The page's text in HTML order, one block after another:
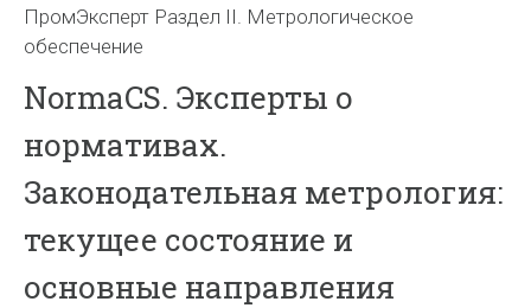
ПромЭксперт Раздел II. Метрологическое
обеспечение
NormaCS. Эксперты о
нормативах.
Законодательная метрология:
текущее состояние и
основные направления